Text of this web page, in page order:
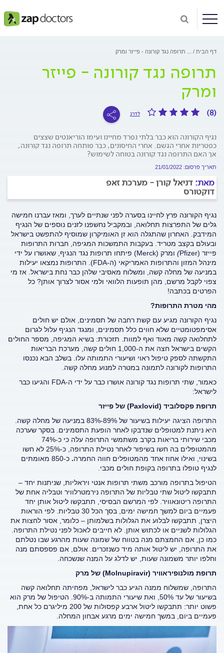
דף הבית תרופה נגד קורונה - פייזר ומרק
תרופה נגד קורונה - פייזר
ומרק
(8) לדרג
נגיף הקורונה הוא כבר בלתי נפרד מחיינו ועימו הוריאנטים שצצים
כפטריות אחרי הגשם. אחרי החיסונים, כבר פותחה תרופה נגד קורונה,
אך האם התרופה נגד קורונה בטוחה לשימוש?
תאריך פרסום: 21/01/2022
מאת: דניאל קורן - מערכת זאפ
דוקטורס
נגיף הקורונה פרץ לחיינו בסערה לפני שנתיים לערך, ומאז עברנו חמישה
גלים של התפרצות תחלואה, ובמקביל נחשפנו לזנים נוספים של הנגיף
המידבק. האחרון שהתגלה הוא זן האומיקרון שמוסיף להתפשט בישראל
ובעולם בקצב מטריד. בעקבות התמשכות המגיפה, חברות התרופות
פייזר (Pfizer
)
ומרק (Merck) פיתחו תרופות נגד הנגיף, שאושרו על ידי
מינהל המזון והתרופות האמריקאי (ה-FDA). התרופות נמצאו יעילות
במניעה של מחלה קשה, ומשלוח מאסיבי שלהן כבר נחת בישראל. אז מי
צפוי לקבל מרשם, מהן תופעות הלוואי ולמי אסור לצרוך אותן? כל
הפרטים בכתבה!
מהי מטרת התרופות?
נגיף הקורונה מגיע עם קשת רחבה של תסמינים, אולם יש חולים
אסימפטומטיים שלא חווים כלל תסמינים, ומנגד הנגיף עלול לגרום
לתחלואה קשה מאוד ואף למוות. תזכורת: בשיא המגיפה, מספר החולים
הקשים בישראל חצה את ה-1,000 חולים קשה, מערכת הבריאות
התקשתה לספק טיפול ראוי ושיעורי התמותה עלו. בשלב הבא נכנסו
התרופות לקורונה לתמונה במטרה למנוע מחלה קשה.
כאמור, שתי תרופות נגד קורונה אושרו כבר על ידי ה-FDA והגיעו כבר
לישראל:
תרופת פקסלוביד (Paxlovid) של פייזר
התרופה הציגה יעילות בשיעור של 89%-83% במניעה של מחלה קשה.
היא ניתנת למטופלים שנדבקו לאחר הופעת התסמינים. בסקר שערכה
מכבי שירותי בריאות בקרב משתמשי התרופה עלה כי כ-74%
מהמטופלים בה חשו בשיפור לאחר נטילת התרופה, כ-25% לא חשו
בשינוי, ואילו אחוז אחד מהמטופלים חווה החמרה.
כ-850 מאומתים
לנגיף טופלו בתרופה בקופת חולים מכבי.
הטיפול בתרופה מורכב משתי תרופות אנטי ויראליות, שניתנות יחד –
תתבקשו ליטול שתי טבליות של התרופה נירמטרלוויר וטבליה אחת של
התרופה ריטונאוויר. לפי המרשם הבסיסי, תתבקשו ליטול אותן יחד
פעמיים ביום למשך חמישה ימים, בסך הכל 30 טבליות. לפי הוראות
היצרן, תתבקשו לבלוע את הגלולות בשלמותן – כלומר, אסור לחצות את
הגלולות לשניים או לכתוש אותן. לא חייבים לאכול לפני נטילת התרופה.
כמו כן, אם החמצתם מנה בטווח של שמונה שעות מהרגע שבו נטלתם
את התרופה, יש ליטול אותה מיד כשנזכרים. אולם, אם פספסתם מנה
וחלפו יותר משמונה שעות, יש לדלג על המנה שנשכחה.
תרופת מולנופיראוויר (Molnupiravir
) של מרק
התרופה, שמשלוח ממנה הגיע כבר לישראל, מפחיתה תחלואה קשה
בשיעור של עד 50%, ואת שיעורי התמותה ב-90%. הטיפול של מרק הוא
פשוט יותר: תתבקשו ליטול ארבע קפסולות של 200 מיליגרם כל אחת,
פעמיים ביום, במשך חמישה ימים מרגע אבחון המחלה.